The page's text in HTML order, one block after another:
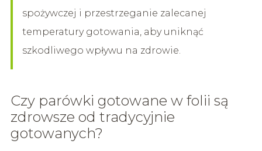
spożywczej i przestrzeganie zalecanej
temperatury gotowania, aby uniknąć
szkodliwego wpływu na zdrowie.
Czy parówki gotowane w folii są
zdrowsze od tradycyjnie
gotowanych?